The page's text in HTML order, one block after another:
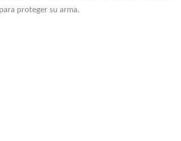
proteger su arma.